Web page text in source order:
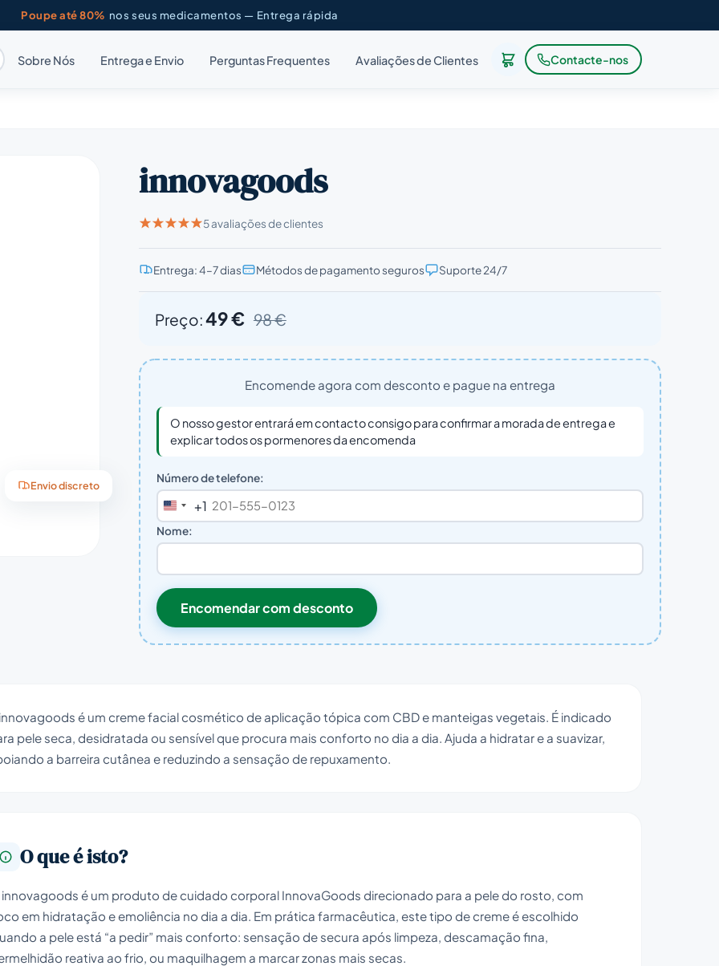
Poupe até 80% nos seus medicamentos — Entrega rápida
Sobre Nós Entrega e Envio Perguntas Frequentes Avaliações de Clientes Contacte-nos
Envio discreto
innovagoods
5 avaliações de clientes
Entrega: 4–7 dias Métodos de pagamento seguros Suporte 24/7
Preço:49 € 98 €
Encomende agora com desconto e pague na entrega
O nosso gestor entrará em contacto consigo para confirmar a morada de entrega e
explicar todos os pormenores da encomenda
Número de telefone:
United
States
+1
Nome:
Encomendar com desconto
é um creme facial cosmético de aplicação tópica com CBD e manteigas vegetais. É indicado
pele seca, desidratada ou sensível que procura mais conforto no dia a dia. Ajuda a hidratar e a suavizar,
a barreira cutânea e reduzindo a sensação de repuxamento.
O que é isto?
innovagoods é um produto de cuidado corporal InnovaGoods direcionado para a pele do rosto, com
em hidratação e emoliência no dia a dia. Em prática farmacêutica, este tipo de creme é escolhido
a pele está “a pedir” mais conforto: sensação de secura após limpeza, descamação fina,
reativa ao frio, ou maquilhagem a marcar zonas mais secas.